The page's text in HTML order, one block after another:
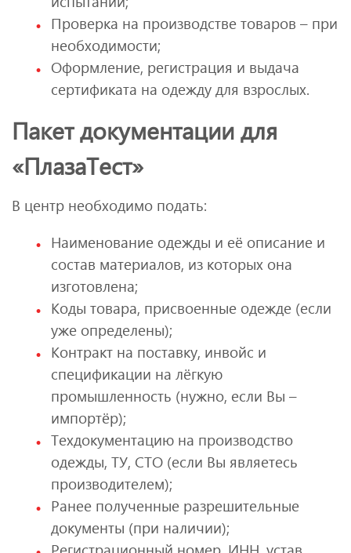
Проверка на производстве товаров – при
необходимости;
Оформление, регистрация и выдача
сертификата на одежду для взрослых.
Пакет документации для
«ПлазаТест»
В центр необходимо подать:
Наименование одежды и её описание и
состав материалов, из которых она
изготовлена;
Коды товара, присвоенные одежде (если
уже определены);
Контракт на поставку, инвойс и
спецификации на лёгкую
промышленность (нужно, если Вы –
импортёр);
Техдокументацию на производство
одежды, ТУ, СТО (если Вы являетесь
производителем);
Ранее полученные разрешительные
документы (при наличии);